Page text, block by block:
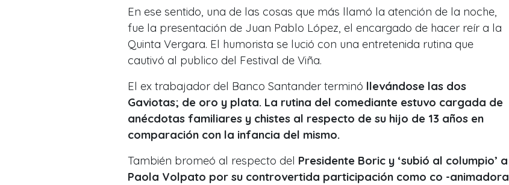
En ese sentido, una de las cosas que más llamó la atención de la noche,
fue la presentación de Juan Pablo López, el encargado de hacer reír a la
Quinta Vergara. El humorista se lució con una entretenida rutina que
cautivó al publico del Festival de Viña.
El ex trabajador del Banco Santander terminó llevándose las dos
Gaviotas; de oro y plata. La rutina del comediante estuvo cargada de
anécdotas familiares y chistes al respecto de su hijo de 13 años en
comparación con la infancia del mismo.
También bromeó al respecto del Presidente Boric y ‘subió al columpio’ a
Paola Volpato por su controvertida participación como co -animadora